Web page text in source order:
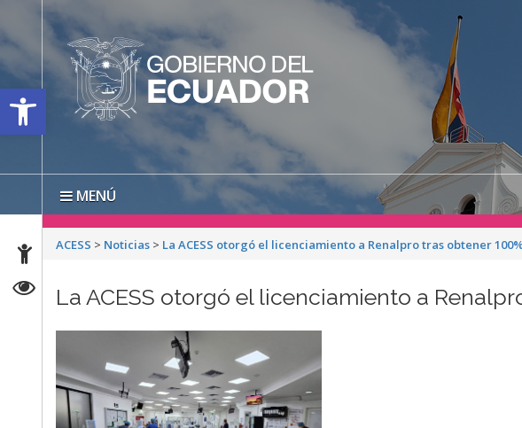
Open toolbar
MENÚ
ACESS > Noticias > La ACESS otorgó el licenciamiento a Renalpro tras obtener
La ACESS otorgó el licenciamiento a